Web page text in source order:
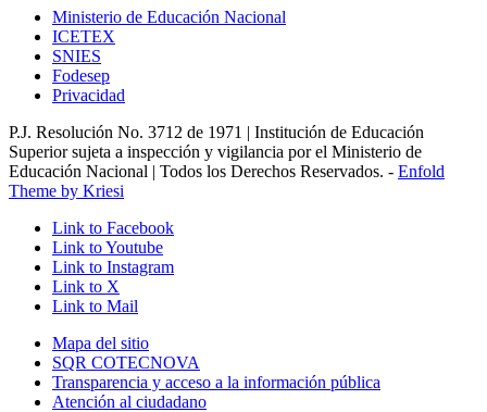
Ministerio de Educación Nacional
ICETEX
SNIES
Fodesep
Privacidad
P.J. Resolución No. 3712 de 1971 | Institución de Educación
Superior sujeta a inspección y vigilancia por el Ministerio de
Educación Nacional | Todos los Derechos Reservados. - Enfold
Theme by Kriesi
Link to Facebook
Link to Youtube
Link to Instagram
Link to X
Link to Mail
Mapa del sitio
SQR COTECNOVA
Transparencia y acceso a la información pública
Atención al ciudadano